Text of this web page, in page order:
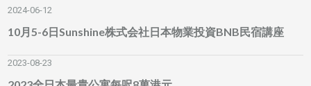
2024-06-12
10月5-6日Sunshine株式会社日本物業投資BNB民宿講座
2023-08-23